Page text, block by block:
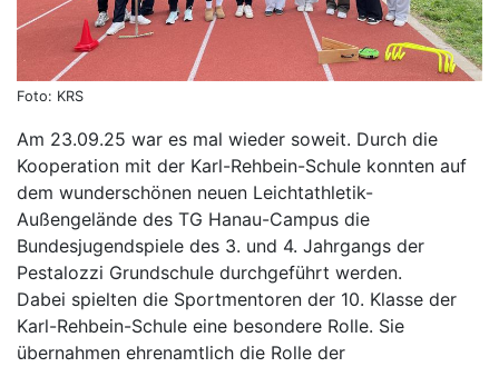
Foto: KRS
Am 23.09.25 war es mal wieder soweit. Durch die
Kooperation mit der Karl-Rehbein-Schule konnten auf
dem wunderschönen neuen Leichtathletik-
Außengelände des TG Hanau-Campus die
Bundesjugendspiele des 3. und 4. Jahrgangs der
Pestalozzi Grundschule durchgeführt werden.
Dabei spielten die Sportmentoren der 10. Klasse der
Karl-Rehbein-Schule eine besondere Rolle. Sie
übernahmen ehrenamtlich die Rolle der